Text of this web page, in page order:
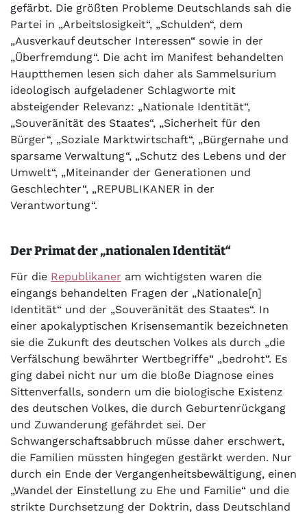
gefärbt. Die größten Probleme Deutschlands sah die
Partei in „Arbeitslosigkeit“, „Schulden“, dem
„Ausverkauf deutscher Interessen“ sowie in der
„Überfremdung“. Die acht im Manifest behandelten
Hauptthemen lesen sich daher als Sammelsurium
ideologisch aufgeladener Schlagworte mit
absteigender Relevanz: „Nationale Identität“,
„Souveränität des Staates“, „Sicherheit für den
Bürger“, „Soziale Marktwirtschaft“, „Bürgernahe und
sparsame Verwaltung“, „Schutz des Lebens und der
Umwelt“, „Miteinander der Generationen und
Geschlechter“, „REPUBLIKANER in der
Verantwortung“.
Der Primat der „nationalen Identität“
Für die Republikaner am wichtigsten waren die
eingangs behandelten Fragen der „Nationale[n]
Identität“ und der „Souveränität des Staates“. In
einer apokalyptischen Krisensemantik bezeichneten
sie die Zukunft des deutschen Volkes als durch „die
Verfälschung bewährter Wertbegriffe“ „bedroht“. Es
ging dabei nicht nur um die bloße Diagnose eines
Sittenverfalls, sondern um die biologische Existenz
des deutschen Volkes, die durch Geburtenrückgang
und Zuwanderung gefährdet sei. Der
Schwangerschaftsabbruch müsse daher erschwert,
die Familien müssten hingegen gestärkt werden. Nur
durch ein Ende der Vergangenheitsbewältigung, einen
„Wandel der Einstellung zu Ehe und Familie“ und die
strikte Durchsetzung der Doktrin, dass Deutschland